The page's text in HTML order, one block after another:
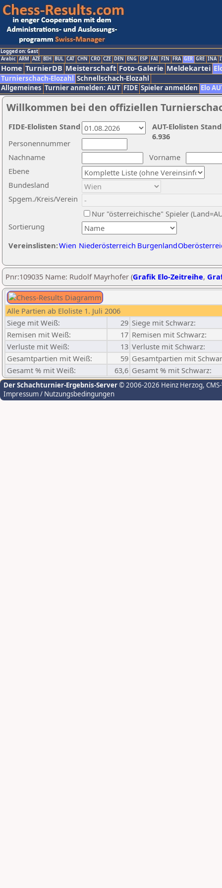
Logged on: Gast
Arabic ARM AZE BIH BUL CAT CHN CRO CZE DEN ENG ESP FAI FIN FRA GER GRE INA
Home TurnierDB Meisterschaft Foto-Galerie Meldekartei
Turnierschach-Elozahl Schnellschach-Elozahl
Allgemeines Turnier anmelden: AUT FIDE Spieler anmelden Elo
Willkommen bei den offiziellen
Nachname
Vorname
Ebene
Sortierung
Personennummer
Bundesland
Spgem./Kreis/Verein
Nur "österreichische" Spieler
Vereinslisten:Wien Niederösterreich Burgenland
AUT-Elolisten
6.936
FIDE-Elolisten Stand
Pnr:109035 Name: Rudolf Mayrhofer (Grafik Elo-Zeitreihe,
Alle Partien ab Eloliste 1. Juli 2006
Siege mit Weiß:
29 Siege mit Schwarz:
Remisen mit Weiß:
17 Remisen mit Schwarz:
Verluste mit Weiß:
13 Verluste mit Schwarz:
Gesamtpartien mit Weiß:
59 Gesamtpartien mit
Gesamt % mit Weiß:
63,6 Gesamt % mit Schwarz:
Der Schachturnier-Ergebnis-Server© 2006-2026 Heinz Herzog,
Impressum / Nutzungsbedingungen